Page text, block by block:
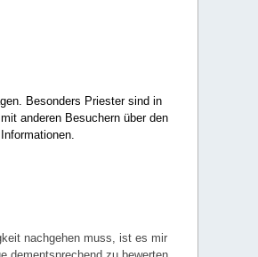
Besonders Priester sind in
anderen Besuchern über den
nachgehen muss, ist es mir